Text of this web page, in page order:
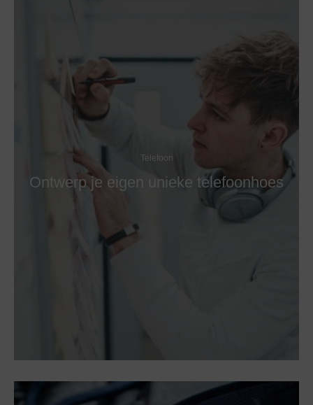
Telefoon
Ontwerp je eigen unieke telefoonhoes